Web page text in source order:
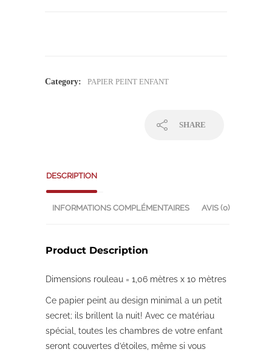
Category: PAPIER PEINT ENFANT
SHARE
DESCRIPTION
INFORMATIONS COMPLÉMENTAIRES AVIS (0)
Product Description
Dimensions rouleau = 1,06 mètres x 10 mètres
Ce papier peint au design minimal a un petit
secret; ils brillent la nuit! Avec ce matériau
spécial, toutes les chambres de votre enfant
seront couvertes d’étoiles, même si vous